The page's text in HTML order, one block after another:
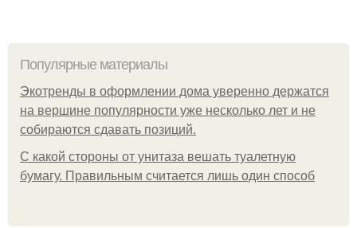
Популярные материалы
Экотренды в оформлении дома уверенно держатся
на вершине популярности уже несколько лет и не
собираются сдавать позиций.
С какой стороны от унитаза вешать туалетную
бумагу. Правильным считается лишь один способ